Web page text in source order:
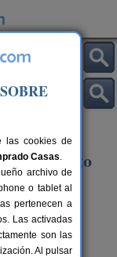
del Coto
las cookies de
Casas.
archivo de
o tablet al
pertenecen a
Las activadas
son las
Al pulsar